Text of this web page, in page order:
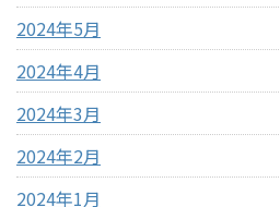
2024年5月
2024年4月
2024年3月
2024年2月
2024年1月